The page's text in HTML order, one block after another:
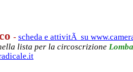
- scheda e attivitÃ su
lista per la circoscrizione